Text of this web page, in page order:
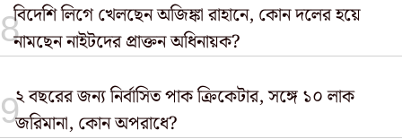
বিদেশি লিগে খেলছেন অজিঙ্কা রাহানে, কোন দলের হয়ে
নামছেন নাইটদের প্রাক্তন অধিনায়ক?
২ বছরের জন্য নির্বাসিত পাক ক্রিকেটার, সঙ্গে ১০ লাক
জরিমানা, কোন অপরাধে?